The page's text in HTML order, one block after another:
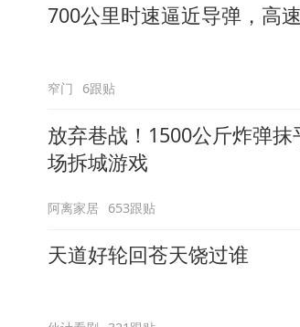
700公里时速逼近导弹，高
窄门 6跟贴
放弃巷战！1500公斤炸弹
场拆城游戏
阿离家居 653跟贴
天道好轮回苍天饶过谁